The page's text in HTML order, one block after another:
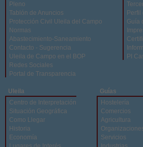
Pleno
Tablón de Anuncios
Protección Civil Uleila del Campo
Normas
Abastecimiento-Saneamiento
Contacto - Sugerencia
Uleila de Campo en el BOP
Redes Sociales
Portal de Transparencia
Perfil
Guía
PI
Uleila
Centro de Interpretación
Situación Geográfica
Como Llegar
Historia
Economía
Guías
Hostelería
Comercios
Agricultura
Servicios